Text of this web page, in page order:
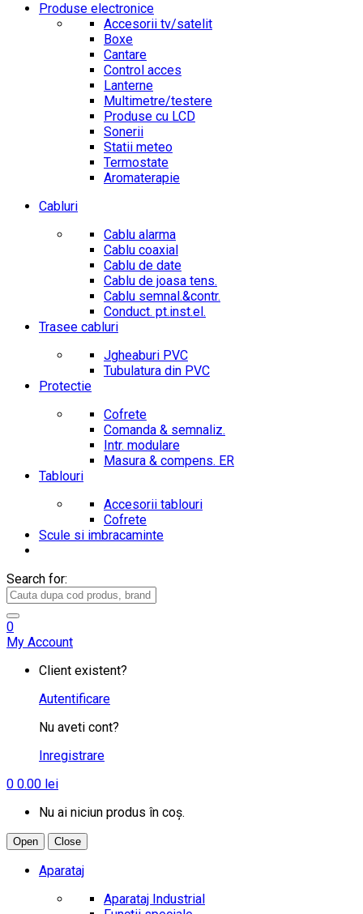
Produse electronice
Accesorii tv/satelit
Boxe
Cantare
Control acces
Lanterne
Multimetre/testere
Produse cu LCD
Sonerii
Statii meteo
Termostate
Aromaterapie
Cabluri
Cablu alarma
Cablu coaxial
Cablu de date
Cablu de joasa tens.
Cablu semnal.&contr.
Conduct. pt.inst.el.
Trasee cabluri
Jgheaburi PVC
Tubulatura din PVC
Protectie
Cofrete
Comanda & semnaliz.
Intr. modulare
Masura & compens. ER
Tablouri
Accesorii tablouri
Cofrete
Scule si imbracaminte
Search for:
0
My Account
Client existent?
Autentificare
Nu aveti cont?
Inregistrare
0 0.00 lei
Nu ai niciun produs în coș.
Open Close
Aparataj
Aparataj Industrial